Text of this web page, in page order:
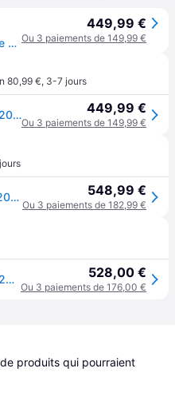
Porte d'entrée en acier pleine H207 x L100 cm anthracite - épaisseur 55 mm - poussant gauche - AGUEDA
449,99 €
Ou 3 paiements de 149,99 €
80,99 €, 3-7 jours
Porte d'entrée en acier pleine H207 x L100 cm anthracite - épaisseur 55 mm - poussant gauche - AGUEDA 449,99 €
Ou 3 paiements de 149,99 €
Porte dentrée en acier pleine H207 x L100 cm anthracite - épaisseur 55 mm - poussant gauche - AGUEDA - Gris 548,99 €
Ou 3 paiements de 182,99 €
Porte d'entrée en acier pleine H207 x L100 cm anthracite - épaisseur 55 mm - poussant gauche - AGUEDA 528,00 €
Ou 3 paiements de 176,00 €
produits qui pourraient